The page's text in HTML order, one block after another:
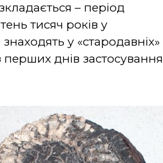
– період
тисяч років у
у «стародавніх»
перших днів застосування